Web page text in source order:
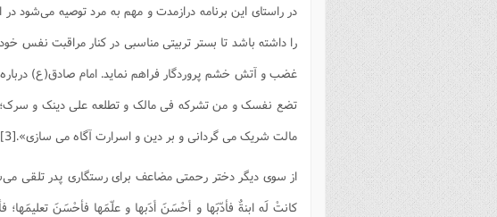
در راستای این برنامه درازمدت و مهم به مرد توصیه می‌شود
را داشته باشد تا بستر تربیتی مناسبی در کنار مراقبت نفس
غضب و آتش خشم پروردگار فراهم نماید. امام صادق(ع)
تضع نفسک و من تشرکه فی مالک و تطلعه علی دینک و
مالت شریک می گردانی و بر دین و اسرارت آگاه می سازی».[3]
از سوی دیگر دختر رحمتی مضاعف برای رستگاری پدر تلقی
کانتْ لَه ابنةٌ فأدّبَها و أحْسَنَ أدَبها و علّمَها فأحْسَنَ